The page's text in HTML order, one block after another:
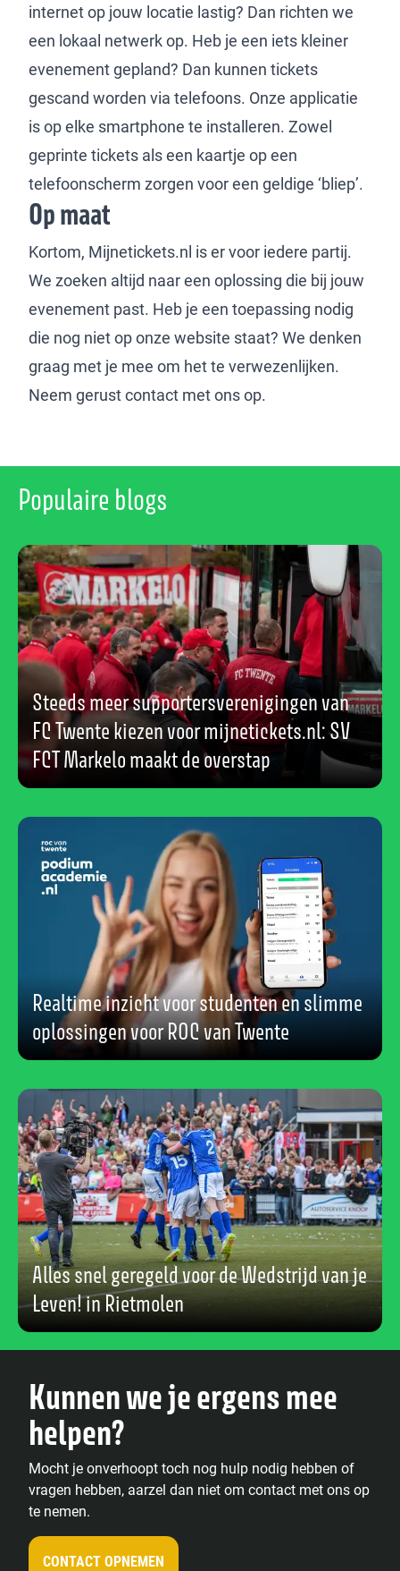
internet op jouw locatie lastig? Dan richten we
een lokaal netwerk op. Heb je een iets kleiner
evenement gepland? Dan kunnen tickets
gescand worden via telefoons. Onze applicatie
is op elke smartphone te installeren. Zowel
geprinte tickets als een kaartje op een
telefoonscherm zorgen voor een geldige ‘bliep’.
Op maat
Kortom, Mijnetickets.nl is er voor iedere partij.
We zoeken altijd naar een oplossing die bij jouw
evenement past. Heb je een toepassing nodig
die nog niet op onze website staat? We denken
graag met je mee om het te verwezenlijken.
Neem gerust contact met ons op.
Populaire blogs
Steeds meer supportersverenigingen van
FC Twente kiezen voor mijnetickets.nl: SV
FCT Markelo maakt de overstap
Realtime inzicht voor studenten en slimme
oplossingen voor ROC van Twente
Alles snel geregeld voor de Wedstrijd van je
Leven! in Rietmolen
Kunnen we je ergens mee
helpen?
Mocht je onverhoopt toch nog hulp nodig hebben of
vragen hebben, aarzel dan niet om contact met ons op
te nemen.
CONTACT OPNEMEN